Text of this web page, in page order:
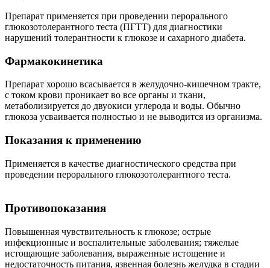
Препарат применяется при проведении перорального
глюкозотолерантного теста (ПГТТ) для диагностики
нарушений толерантности к глюкозе и сахарного диабета.
Фармакокинетика
Препарат хорошо всасывается в желудочно-кишечном тракте,
с током крови проникает во все органы и ткани,
метаболизируется до двуокиси углерода и воды. Обычно
глюкоза усваивается полностью и не выводится из организма.
Показания к применению
Применяется в качестве диагностического средства при
проведении перорального глюкозотолерантного теста.
Противопоказания
Повышенная чувствительность к глюкозе; острые
инфекционные и воспалительные заболевания; тяжелые
истощающие заболевания, выраженные истощение и
недостаточность питания, язвенная болезнь желудка в стадии